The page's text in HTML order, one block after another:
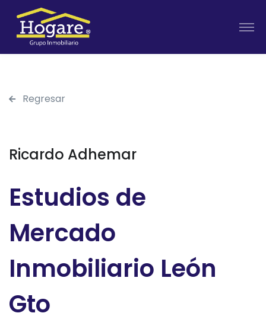
Regresar
Ricardo Adhemar
Estudios de
Mercado
Inmobiliario León
Gto